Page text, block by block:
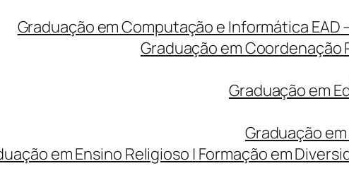
Graduação em Computação e Informática
Graduação em Coordenação
Graduação em
Graduação
em Ensino Religioso | Formação em